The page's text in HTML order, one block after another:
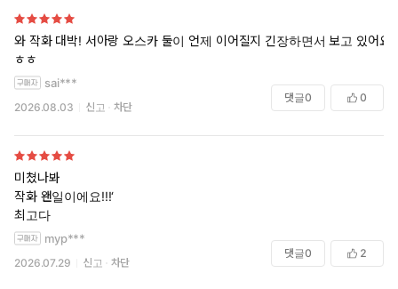
와 작화 대박! 서아랑 오스카 둘이 언제 이어질지 긴장하면서 보고 있어요
ㅎㅎ
sai***
2026.08.03 신고 차단
댓글0 0
미쳤나봐
작화 왠일이에요!!!‘
최고다
myp***
2026.07.29 신고 차단
댓글0 2